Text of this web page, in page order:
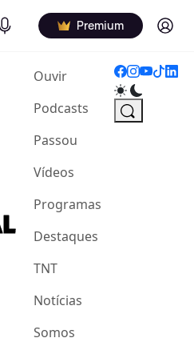
Podcasts Premium Log in
Ouvir(current)
Podcasts
Passou
Vídeos
Programas
Destaques
TNT
Notícias
Somos